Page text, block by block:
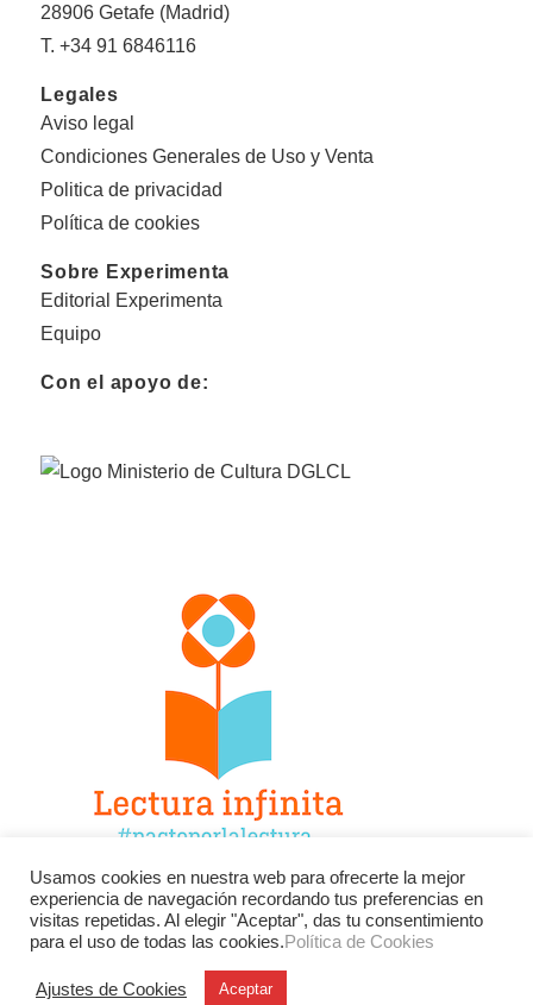
28906 Getafe (Madrid)
T. +34 91 6846116
Legales
Aviso legal
Condiciones Generales de Uso y Venta
Politica de privacidad
Política de cookies
Sobre Experimenta
Editorial Experimenta
Equipo
Con el apoyo de:
Facebook Twitter
Instagram
YouTube
LinkedIn Contacto
Usamos cookies en nuestra web para ofrecerte la mejor
experiencia de navegación recordando tus preferencias en
visitas repetidas. Al elegir "Aceptar", das tu consentimiento
para el uso de todas las cookies.Política de Cookies
Ajustes de Cookies Aceptar